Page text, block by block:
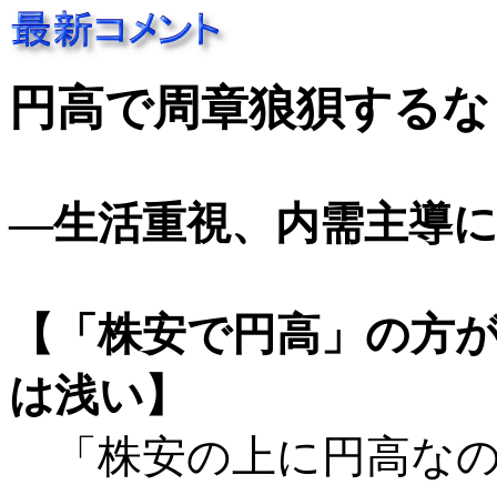
円高で周章狼狽するな
―生活重視、内需主導
【「株安で円高」の方
は浅い】
「株安の上に円高な